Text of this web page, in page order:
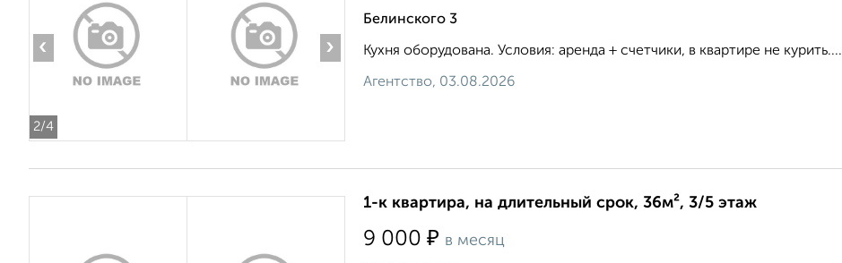
2/4
‹ ›
Белинского 3
Кухня оборудована. Условия: аренда + счетчики, в квартире не курить....
Агентство, 03.08.2026
1-к квартира, на длительный срок, 36м², 3/5 этаж
9 000 ₽ в месяц